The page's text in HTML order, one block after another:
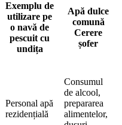
Exemplu de
utilizare pe
o navă de
pescuit cu
undița
Apă dulce
comună
Cerere
șofer
Personal apă
rezidențială
Consumul
de alcool,
prepararea
alimentelor,